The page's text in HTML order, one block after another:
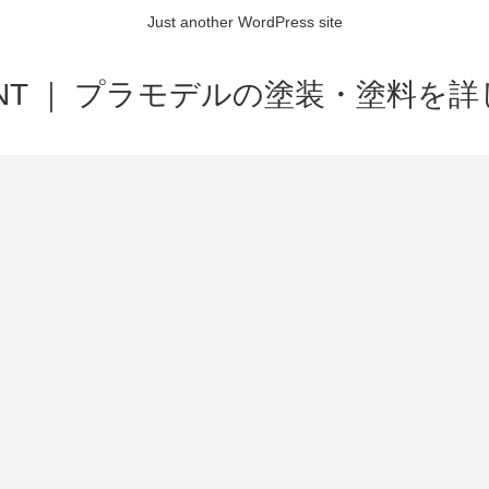
Just another WordPress site
｜ プラモデルの塗装・塗料を詳